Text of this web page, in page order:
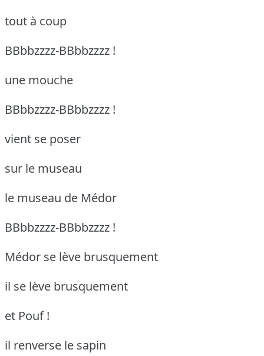
tout à coup
BBbbzzzz-BBbbzzzz !
une mouche
BBbbzzzz-BBbbzzzz !
vient se poser
sur le museau
le museau de Médor
BBbbzzzz-BBbbzzzz !
Médor se lève brusquement
il se lève brusquement
et Pouf !
il renverse le sapin